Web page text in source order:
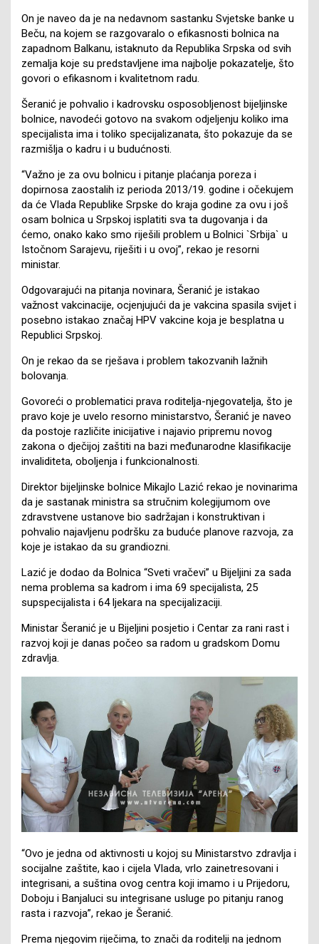
On je naveo da je na nedavnom sastanku Svjetske banke u
Beču, na kojem se razgovaralo o efikasnosti bolnica na
zapadnom Balkanu, istaknuto da Republika Srpska od svih
zemalja koje su predstavljene ima najbolje pokazatelje, što
govori o efikasnom i kvalitetnom radu.
Šeranić je pohvalio i kadrovsku osposobljenost bijeljinske
bolnice, navodeći gotovo na svakom odjeljenju koliko ima
specijalista ima i toliko specijalizanata, što pokazuje da se
razmišlja o kadru i u budućnosti.
“Važno je za ovu bolnicu i pitanje plaćanja poreza i
dopirnosa zaostalih iz perioda 2013/19. godine i očekujem
da će Vlada Republike Srpske do kraja godine za ovu i još
osam bolnica u Srpskoj isplatiti sva ta dugovanja i da
ćemo, onako kako smo riješili problem u Bolnici `Srbija` u
Istočnom Sarajevu, riješiti i u ovoj”, rekao je resorni
ministar.
Odgovarajući na pitanja novinara, Šeranić je istakao
važnost vakcinacije, ocjenjujući da je vakcina spasila svijet i
posebno istakao značaj HPV vakcine koja je besplatna u
Republici Srpskoj.
On je rekao da se rješava i problem takozvanih lažnih
bolovanja.
Govoreći o problematici prava roditelja-njegovatelja, što je
pravo koje je uvelo resorno ministarstvo, Šeranić je naveo
da postoje različite inicijative i najavio pripremu novog
zakona o dječijoj zaštiti na bazi međunarodne klasifikacije
invaliditeta, oboljenja i funkcionalnosti.
Direktor bijeljinske bolnice Mikajlo Lazić rekao je novinarima
da je sastanak ministra sa stručnim kolegijumom ove
zdravstvene ustanove bio sadržajan i konstruktivan i
pohvalio najavljenu podršku za buduće planove razvoja, za
koje je istakao da su grandiozni.
Lazić je dodao da Bolnica “Sveti vračevi” u Bijeljini za sada
nema problema sa kadrom i ima 69 specijalista, 25
supspecijalista i 64 ljekara na specijalizaciji.
Ministar Šeranić je u Bijeljini posjetio i Centar za rani rast i
razvoj koji je danas počeo sa radom u gradskom Domu
zdravlja.
“Ovo je jedna od aktivnosti u kojoj su Ministarstvo zdravlja i
socijalne zaštite, kao i cijela Vlada, vrlo zainetresovani i
integrisani, a suština ovog centra koji imamo i u Prijedoru,
Doboju i Banjaluci su integrisane usluge po pitanju ranog
rasta i razvoja”, rekao je Šeranić.
Prema njegovim riječima, to znači da roditelji na jednom